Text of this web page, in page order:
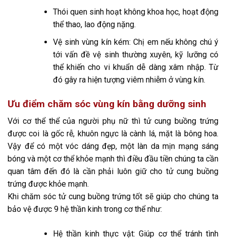
Thói quen sinh hoạt không khoa học, hoạt động
thể thao, lao động nặng.
Vệ sinh vùng kín kém: Chị em nếu không chú ý
tới vấn đề vệ sinh thường xuyên, kỹ lưỡng có
thể khiến cho vi khuẩn dễ dàng xâm nhập. Từ
đó gây ra hiện tượng viêm nhiễm ở vùng kín.
Ưu điểm chăm sóc vùng kín bằng dưỡng sinh
Với cơ thể thể của người phụ nữ thì tử cung buồng trứng
được coi là gốc rễ, khuôn ngực là cành lá, mặt là bông hoa.
Vậy để có một vóc dáng đẹp, một làn da mịn mạng sáng
bóng và một cơ thể khỏe mạnh thì điều đầu tiền chúng ta cần
quan tâm đến đó là cần phải luôn giữ cho tử cung buồng
trứng được khỏe mạnh.
Khi chăm sóc tử cung buồng trứng tốt sẽ giúp cho chúng ta
bảo vệ được 9 hệ thần kinh trong cơ thể như:
Hệ thần kinh thực vật: Giúp cơ thể tránh tình